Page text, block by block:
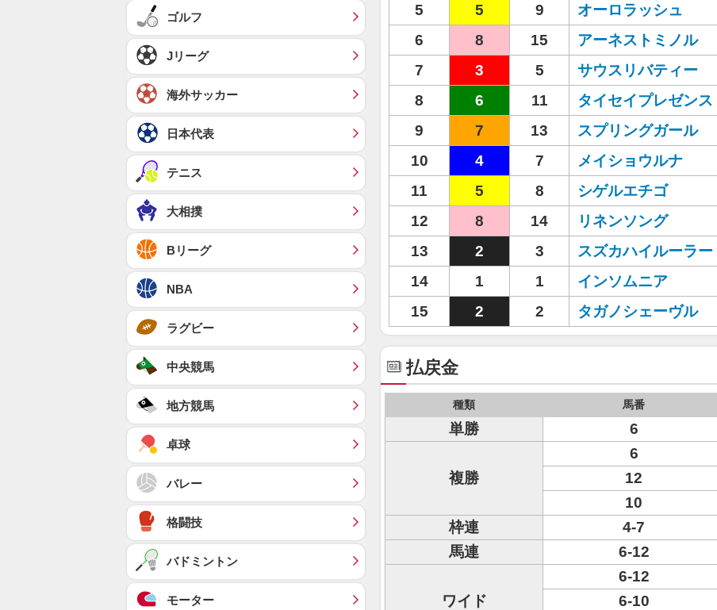
5
5 9 オーロラッシュ
6
8 15 アーネストミノル
7
3 5 サウスリバティー
8
6 11 タイセイプレゼンス
9
7 13 スプリングガール
10
4 7 メイショウルナ
11
5 8 シゲルエチゴ
12
8 14 リネンソング
13
2 3 スズカハイルーラー
14
1 1 インソムニア
15
2 2 タガノシェーヴル
払戻金
種類 馬番
単勝 6
複勝
6
12
10
枠連
4-7
馬連
6-12
ワイド
6-12
6-10
ゴルフ
Jリーグ
海外サッカー
日本代表
テニス
大相撲
Bリーグ
NBA
ラグビー
中央競馬
地方競馬
卓球
バレー
格闘技
バドミントン
モーター